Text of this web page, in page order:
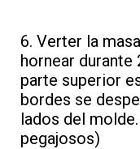
6. Verter la
hornear durante
parte superior
bordes se
lados del
pegajosos)